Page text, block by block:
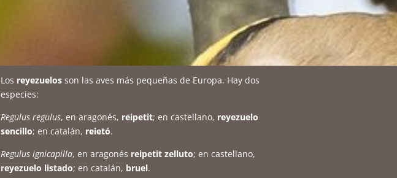
Los reyezuelos son las aves más pequeñas de Europa. Hay dos
especies:
Regulus regulus, en aragonés, reipetit; en castellano, reyezuelo
sencillo; en catalán, reietó.
Regulus ignicapilla, en aragonés reipetit zelluto; en castellano,
reyezuelo listado; en catalán, bruel.